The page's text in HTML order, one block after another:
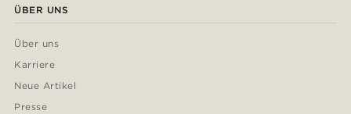
ÜBER UNS
Über uns
Karriere
Neue Artikel
Presse